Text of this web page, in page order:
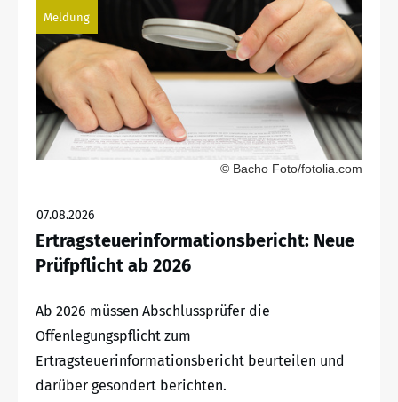
Meldung
© Bacho Foto/fotolia.com
07.08.2026
Ertragsteuerinformationsbericht: Neue
Prüfpflicht ab 2026
Ab 2026 müssen Abschlussprüfer die
Offenlegungspflicht zum
Ertragsteuerinformationsbericht beurteilen und
darüber gesondert berichten.